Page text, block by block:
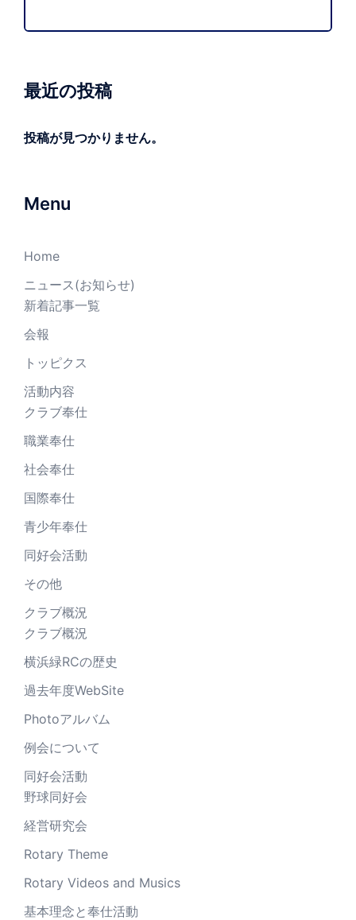
最近の投稿
投稿が見つかりません。
Menu
Home
ニュース(お知らせ)
新着記事一覧
会報
トッピクス
活動内容
クラブ奉仕
職業奉仕
社会奉仕
国際奉仕
青少年奉仕
同好会活動
その他
クラブ概況
クラブ概況
横浜緑RCの歴史
過去年度WebSite
Photoアルバム
例会について
同好会活動
野球同好会
経営研究会
Rotary Theme
Rotary Videos and Musics
基本理念と奉仕活動